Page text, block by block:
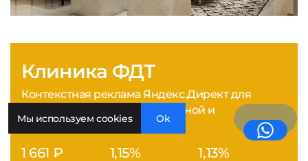
Клиника ФДТ
Контекстная реклама Яндекс.Директ для
медицинской клиники лазерной и
фотодинамической терапии
1 661 ₽ 1,15% 1,13%
Мы используем cookies Ok